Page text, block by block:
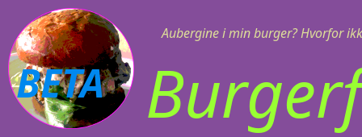
Aubergine i min burger? Hvorfor
BETA